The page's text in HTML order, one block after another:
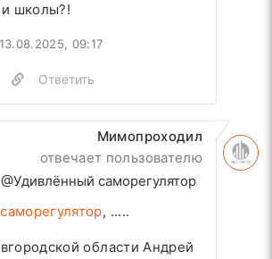
школы?!
Ответить
13.08.2025, 09:17
Мимопроходил
отвечает пользователю
@Удивлённый саморегулятор
, .....
области Андрей